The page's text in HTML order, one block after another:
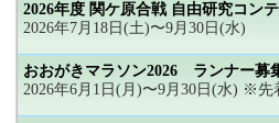
2026年度 関ケ原合戦 自由研究コン
2026年7月18日(土)〜9月30日(水)
おおがきマラソン2026 ランナー募
2026年6月1日(月)〜9月30日(水) ※先